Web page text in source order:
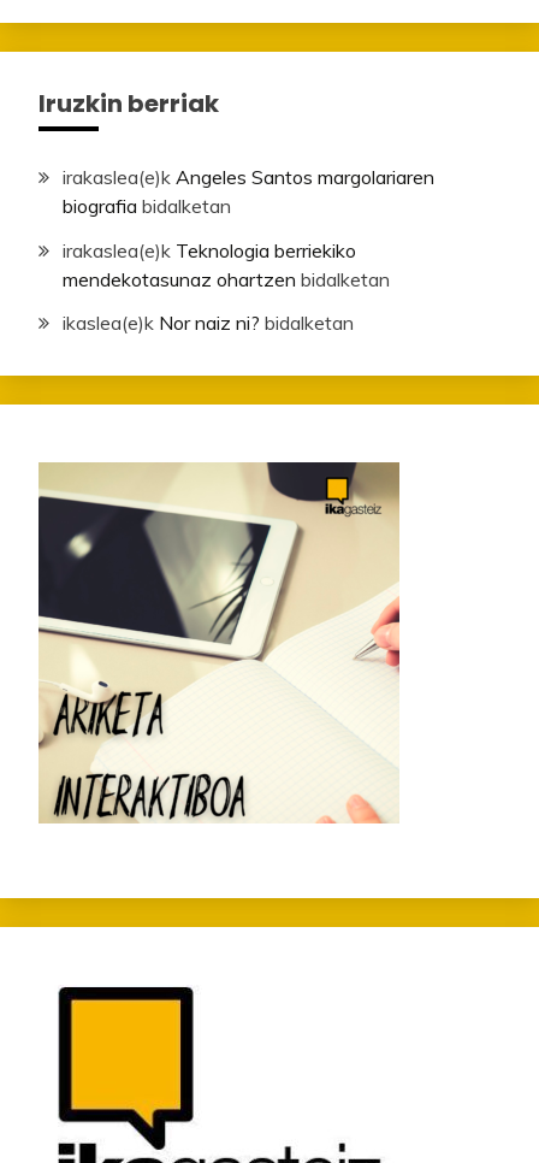
Iruzkin berriak
irakaslea(e)k Angeles Santos margolariaren
biografia bidalketan
irakaslea(e)k Teknologia berriekiko
mendekotasunaz ohartzen bidalketan
ikaslea(e)k Nor naiz ni? bidalketan